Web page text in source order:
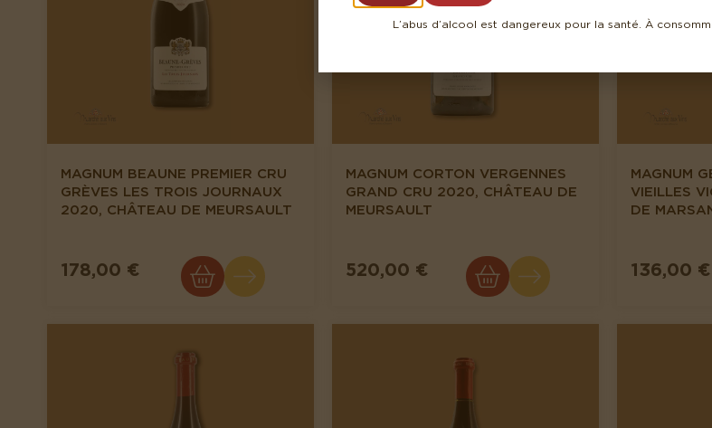
MAGNUM BEAUNE PREMIER CRU
GRÈVES LES TROIS JOURNAUX
2020, CHÂTEAU DE MEURSAULT
178,00 €
MAGNUM CORTON VERGENNES
GRAND CRU 2020, CHÂTEAU DE
MEURSAULT
520,00 €
MAGNUM
VIEILLES
DE
136,00 €
L’abus d’alcool est dangereux pour la santé. À